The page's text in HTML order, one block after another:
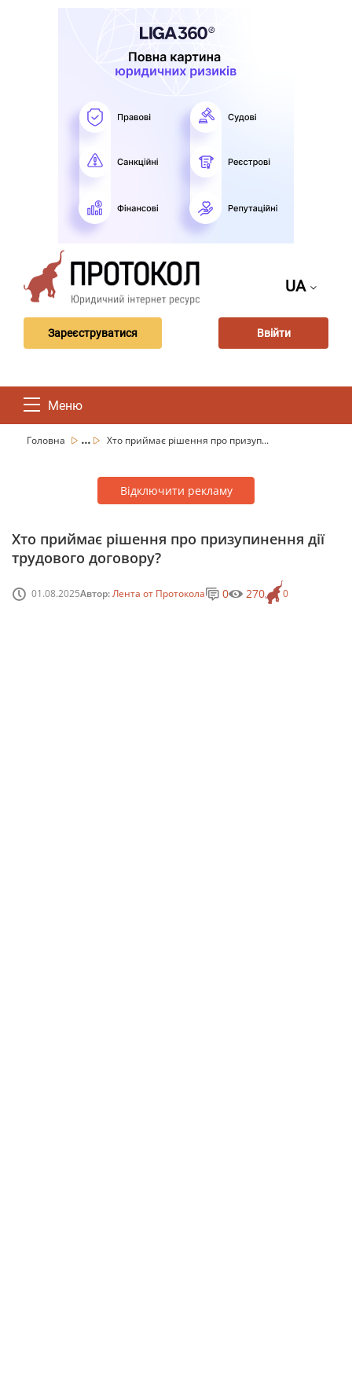
UA
Зареєструватися Ввійти
Меню
Головна ... Хто приймає рішення про призуп...
Відключити рекламу
Хто приймає рішення про призупинення дії
трудового договору?
01.08.2025Автор:Лента от Протокола 0
0 270